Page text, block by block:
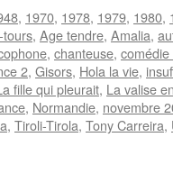
, 1970, 1978, 1979, 1980,
tours, Age tendre, Amalia,
, chanteuse,
2, Gisors, Hola la vie,
fille qui pleurait, La valise
, Normandie, novembre
, Tiroli-Tirola, Tony Carreira,